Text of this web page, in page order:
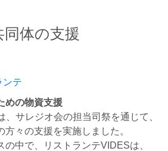
体の支援
ンテ
めの物資支援
、サレジオ会の担当司祭を通じて、
々の支援を実施しました。
中で、リストランテVIDESは、